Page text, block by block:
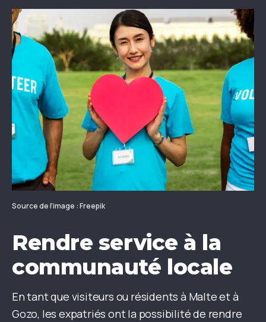
Source de l'image : Freepik
Rendre service à la
communauté locale
En tant que visiteurs ou résidents à Malte et à
Gozo, les expatriés ont la possibilité de rendre